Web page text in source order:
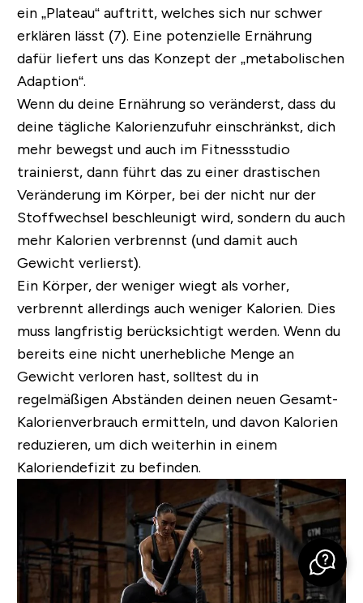
ein „Plateau“ auftritt, welches sich nur schwer
erklären lässt (7). Eine potenzielle Ernährung
dafür liefert uns das Konzept der „metabolischen
Adaption“.
Wenn du deine Ernährung so veränderst, dass du
deine tägliche Kalorienzufuhr einschränkst, dich
mehr bewegst und auch im Fitnessstudio
trainierst, dann führt das zu einer drastischen
Veränderung im Körper, bei der nicht nur der
Stoffwechsel beschleunigt wird, sondern du auch
mehr Kalorien verbrennst (und damit auch
Gewicht verlierst).
Ein Körper, der weniger wiegt als vorher,
verbrennt allerdings auch weniger Kalorien. Dies
muss langfristig berücksichtigt werden. Wenn du
bereits eine nicht unerhebliche Menge an
Gewicht verloren hast, solltest du in
regelmäßigen Abständen deinen neuen Gesamt-
Kalorienverbrauch ermitteln, und davon Kalorien
reduzieren, um dich weiterhin in einem
Kaloriendefizit zu befinden.